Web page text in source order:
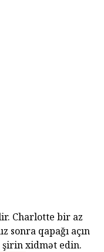
Charlotte bir az
sonra qapağı açın
şirin xidmət edin.